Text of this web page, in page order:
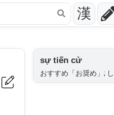
漢
sự tiến cử